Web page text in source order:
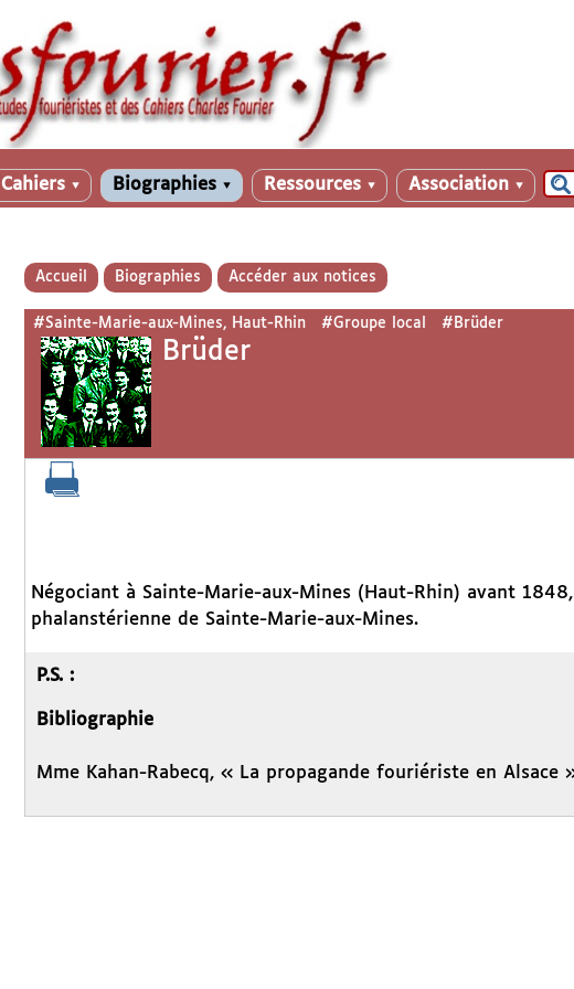
Cahiers ▼ Biographies ▼ Ressources ▼ Association ▼
Accueil Biographies Accéder aux notices
#Sainte-Marie-aux-Mines, Haut-Rhin #Groupe local #Brüder
Brüder
Négociant à Sainte-Marie-aux-Mines (Haut-Rhin) avant
phalanstérienne de Sainte-Marie-aux-Mines.
P.S. :
Bibliographie
Mme Kahan-Rabecq, « La propagande fouriériste en Alsace